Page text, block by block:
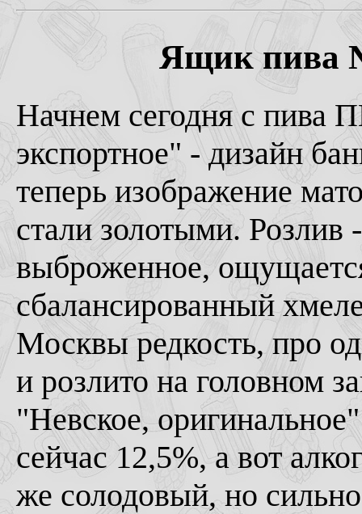
Ящик пива
Начнем сегодня с пива
экспортное" - дизайн
теперь изображение
стали золотыми. Розлив
выброженное,
сбалансированный
Москвы редкость, про
и розлито на головном
"Невское,
сейчас 12,5%, а вот
же солодовый, но